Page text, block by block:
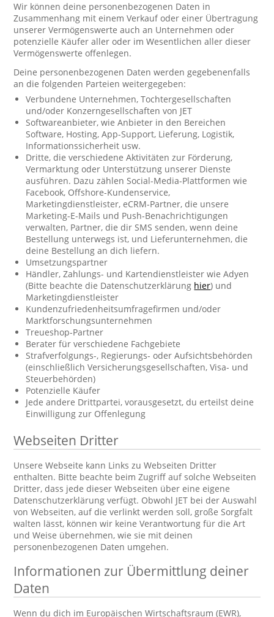
Wir können deine personenbezogenen Daten in
Zusammenhang mit einem Verkauf oder einer Übertragung
unserer Vermögenswerte auch an Unternehmen oder
potenzielle Käufer aller oder im Wesentlichen aller dieser
Vermögenswerte offenlegen.
Deine personenbezogenen Daten werden gegebenenfalls
an die folgenden Parteien weitergegeben:
Verbundene Unternehmen, Tochtergesellschaften
und/oder Konzerngesellschaften von JET
Softwareanbieter, wie Anbieter in den Bereichen
Software, Hosting, App-Support, Lieferung, Logistik,
Informationssicherheit usw.
Dritte, die verschiedene Aktivitäten zur Förderung,
Vermarktung oder Unterstützung unserer Dienste
ausführen. Dazu zählen Social-Media-Plattformen wie
Facebook, Offshore-Kundenservice,
Marketingdienstleister, eCRM-Partner, die unsere
Marketing-E-Mails und Push-Benachrichtigungen
verwalten, Partner, die dir SMS senden, wenn deine
Bestellung unterwegs ist, und Lieferunternehmen, die
deine Bestellung an dich liefern.
Umsetzungspartner
Händler, Zahlungs- und Kartendienstleister wie Adyen
(Bitte beachte die Datenschutzerklärung hier) und
Marketingdienstleister
Kundenzufriedenheitsumfragefirmen und/oder
Marktforschungsunternehmen
Treueshop-Partner
Berater für verschiedene Fachgebiete
Strafverfolgungs-, Regierungs- oder Aufsichtsbehörden
(einschließlich Versicherungsgesellschaften, Visa- und
Steuerbehörden)
Potenzielle Käufer
Jede andere Drittpartei, vorausgesetzt, du erteilst deine
Einwilligung zur Offenlegung
Webseiten Dritter
Unsere Webseite kann Links zu Webseiten Dritter
enthalten. Bitte beachte beim Zugriff auf solche Webseiten
Dritter, dass jede dieser Webseiten über eine eigene
Datenschutzerklärung verfügt. Obwohl JET bei der Auswahl
von Webseiten, auf die verlinkt werden soll, große Sorgfalt
walten lässt, können wir keine Verantwortung für die Art
und Weise übernehmen, wie sie mit deinen
personenbezogenen Daten umgehen.
Informationen zur Übermittlung deiner
Daten
Wenn du dich im Europäischen Wirtschaftsraum (EWR),